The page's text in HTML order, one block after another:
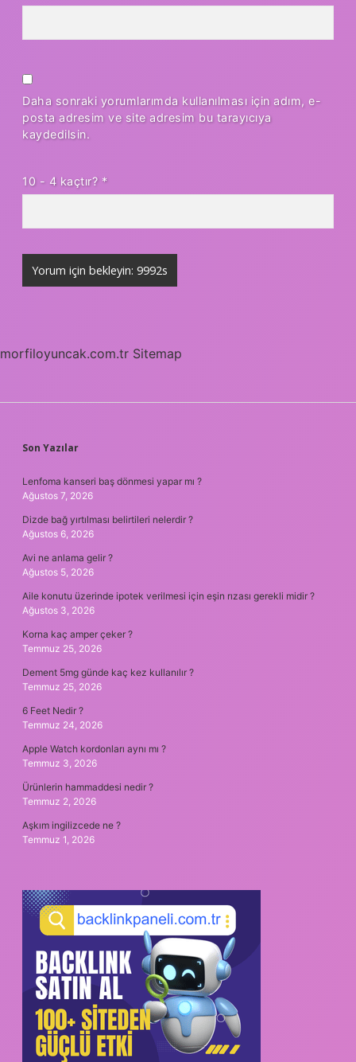
Daha sonraki yorumlarımda kullanılması için adım, e-
posta adresim ve site adresim bu tarayıcıya
kaydedilsin.
10 - 4 kaçtır? *
morfiloyuncak.com.tr Sitemap
SIDEBAR
Son Yazılar
Lenfoma kanseri baş dönmesi yapar mı ?
Ağustos 7, 2026
Dizde bağ yırtılması belirtileri nelerdir ?
Ağustos 6, 2026
Avi ne anlama gelir ?
Ağustos 5, 2026
Aile konutu üzerinde ipotek verilmesi için eşin rızası gerekli midir ?
Ağustos 3, 2026
Korna kaç amper çeker ?
Temmuz 25, 2026
Dement 5mg günde kaç kez kullanılır ?
Temmuz 25, 2026
6 Feet Nedir ?
Temmuz 24, 2026
Apple Watch kordonları aynı mı ?
Temmuz 3, 2026
Ürünlerin hammaddesi nedir ?
Temmuz 2, 2026
Aşkım ingilizcede ne ?
Temmuz 1, 2026